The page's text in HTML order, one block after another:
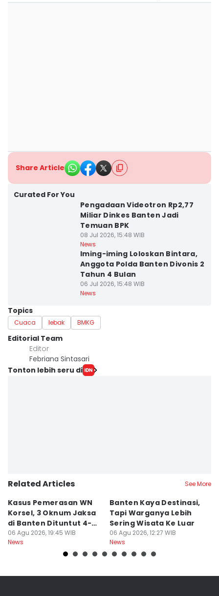
Share Article
Curated For You
Pengadaan Videotron Rp2,77
Miliar Dinkes Banten Jadi
Temuan BPK
08 Jul 2026, 15:48 WIB
News
Iming-iming Loloskan Bintara,
Anggota Polda Banten Divonis 2
Tahun 4 Bulan
06 Jul 2026, 15:48 WIB
News
Topics
Cuaca lebak BMKG
Editorial Team
Editor
Febriana Sintasari
Tonton lebih seru di
Related Articles See More
Kasus Pemerasan WN
Korsel, 3 Oknum Jaksa
di Banten Dituntut 4-5
Tahun
06 Agu 2026, 19:45 WIB
News
Banten Kaya Destinasi,
Tapi Warganya Lebih
Sering Wisata Ke Luar
06 Agu 2026, 12:27 WIB
News